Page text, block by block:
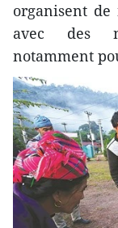
organisent
avec des
notamment